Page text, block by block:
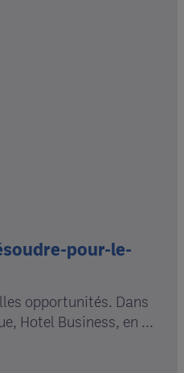
pour-le-
opportunités. Dans
Hotel Business, en ...